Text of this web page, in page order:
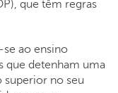
que têm regras
ao ensino
que detenham uma
superior no seu